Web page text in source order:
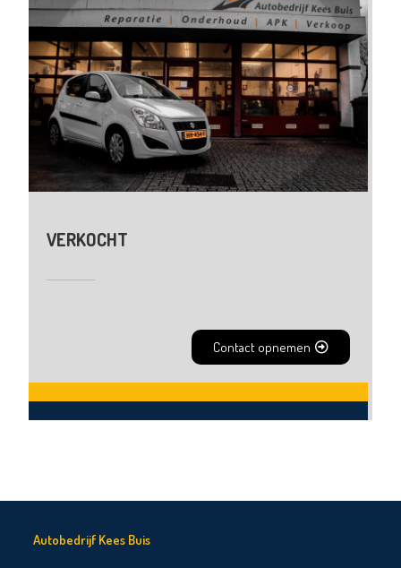
VERKOCHT
Contact opnemen
Autobedrijf Kees Buis